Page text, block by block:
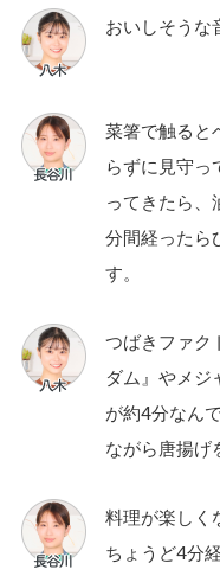
おいしそうな
菜箸で触ると
らずに見守っ
ってきたら、
分間経ったら
す。
つばきファク
ダム』やメジ
が約4分なん
ながら唐揚げ
料理が楽しく
ちょうど4分